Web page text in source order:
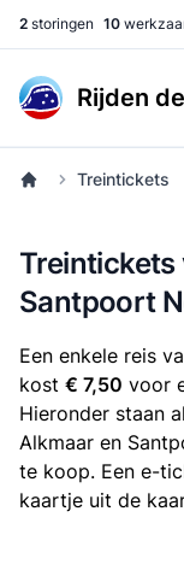
2 storingen 10
Rijden
Treintickets
Treintickets
Santpoort
Een enkele reis
kost € 7,50 voor
Hieronder staan
Alkmaar en
te koop. Een e-
kaartje uit de